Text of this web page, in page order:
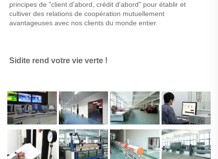
principes de "client d'abord, crédit d'abord" pour établir et
cultiver des relations de coopération mutuellement
avantageuses avec nos clients du monde entier.
Sidite rend votre vie verte !